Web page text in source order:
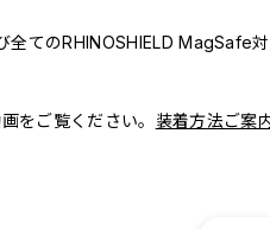
全てのRHINOSHIELD MagSafe対
をご覧ください。 装着方法ご案